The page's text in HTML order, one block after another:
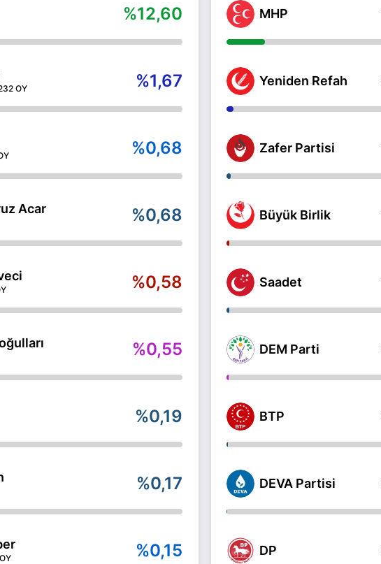
%12,60
OY %1,67
%0,68
Acar %0,68
%0,58
%0,55
%0,19
%0,17
%0,15
MHP
Yeniden Refah
Zafer Partisi
Büyük Birlik
Saadet
DEM Parti
BTP
DEVA Partisi
DP